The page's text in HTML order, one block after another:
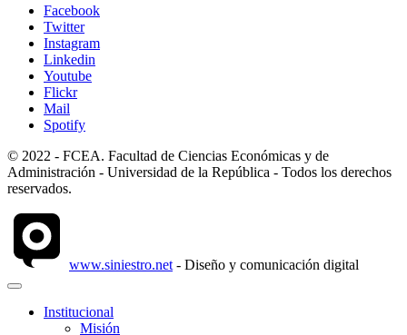
Facebook
Twitter
Instagram
Linkedin
Youtube
Flickr
Mail
Spotify
© 2022 - FCEA. Facultad de Ciencias Económicas y de
Administración - Universidad de la República - Todos los derechos
reservados.
www.siniestro.net - Diseño y comunicación digital
Institucional
Misión